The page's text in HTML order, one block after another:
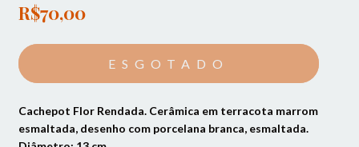
R$70,00
Cachepot Flor Rendada. Cerâmica em terracota marrom
esmaltada, desenho com porcelana branca, esmaltada.